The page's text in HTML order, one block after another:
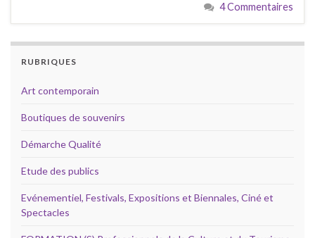
4 Commentaires
RUBRIQUES
Art contemporain
Boutiques de souvenirs
Démarche Qualité
Etude des publics
Evénementiel, Festivals, Expositions et Biennales, Ciné et
Spectacles